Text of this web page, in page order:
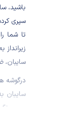
باشید،
سپری
تا شما
سایبان،
سایبان
جهت